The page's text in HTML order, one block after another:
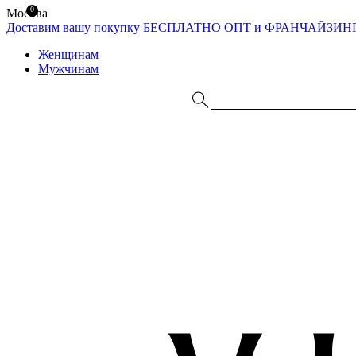
Москва
Доставим вашу покупку БЕСПЛАТНО ОПТ и
Женщинам
Мужчинам
0